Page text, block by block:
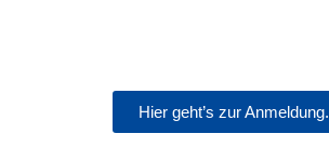
Hier geht’s zur Anmeldung.